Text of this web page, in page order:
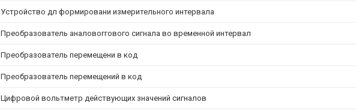
Устройство дл формировани измерительного интервала
Преобразователь аналовоггового сигнала во временной интервал
Преобразователь перемещени в код
Преобразователь перемещений в код
Цифровой вольтметр действующих значений сигналов